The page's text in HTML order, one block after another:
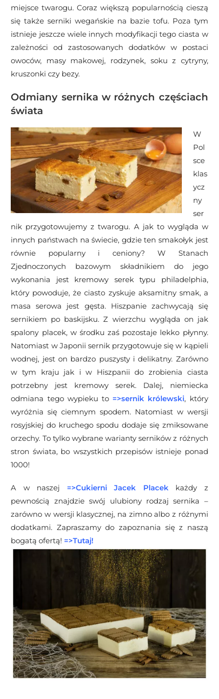
miejsce twarogu. Coraz większą popularnością cieszą
się także serniki wegańskie na bazie tofu. Poza tym
istnieje jeszcze wiele innych modyfikacji tego ciasta w
zależności od zastosowanych dodatków w postaci
owoców, masy makowej, rodzynek, soku z cytryny,
kruszonki czy bezy.
Odmiany sernika w różnych częściach
świata
W
Pol
sce
klas
ycz
ny
ser
nik przygotowujemy z twarogu. A jak to wygląda w
innych państwach na świecie, gdzie ten smakołyk jest
równie popularny i ceniony? W Stanach
Zjednoczonych bazowym składnikiem do jego
wykonania jest kremowy serek typu philadelphia,
który powoduje, że ciasto zyskuje aksamitny smak, a
masa serowa jest gęsta. Hiszpanie zachwycają się
sernikiem po baskijsku. Z wierzchu wygląda on jak
spalony placek, w środku zaś pozostaje lekko płynny.
Natomiast w Japonii sernik przygotowuje się w kąpieli
wodnej, jest on bardzo puszysty i delikatny. Zarówno
w tym kraju jak i w Hiszpanii do zrobienia ciasta
potrzebny jest kremowy serek. Dalej, niemiecka
odmiana tego wypieku to =>sernik królewski, który
wyróżnia się ciemnym spodem. Natomiast w wersji
rosyjskiej do kruchego spodu dodaje się zmiksowane
orzechy. To tylko wybrane warianty serników z różnych
stron świata, bo wszystkich przepisów istnieje ponad
1000!
A w naszej =>Cukierni Jacek Placekkażdy z
pewnością znajdzie swój ulubiony rodzaj sernika –
zarówno w wersji klasycznej, na zimno albo z różnymi
dodatkami. Zapraszamy do zapoznania się z naszą
bogatą ofertą! =>Tutaj!